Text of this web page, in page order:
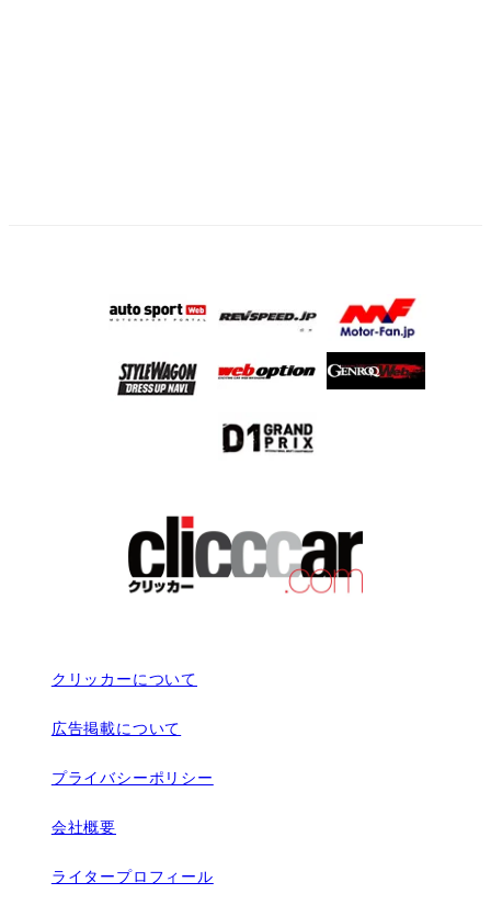
クリッカーについて
広告掲載について
プライバシーポリシー
会社概要
ライタープロフィール